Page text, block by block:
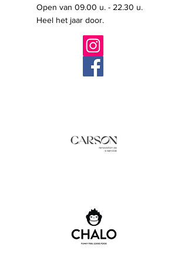
Open van 09.00 u. - 22.30 u.
Heel het jaar door.